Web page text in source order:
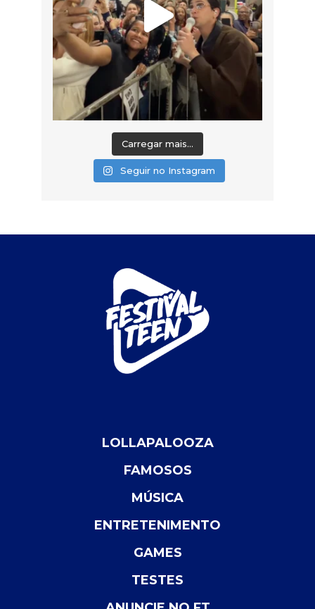
Carregar mais...
Seguir no Instagram
LOLLAPALOOZA
FAMOSOS
MÚSICA
ENTRETENIMENTO
GAMES
TESTES